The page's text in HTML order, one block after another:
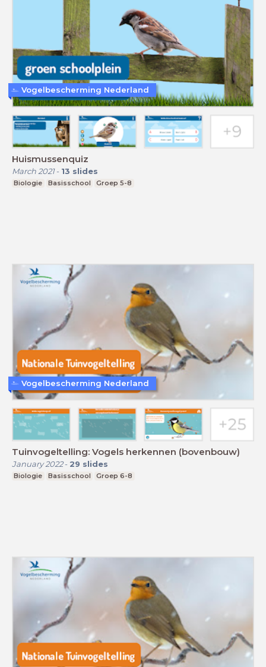
Huismussenquiz
March 2021- 13 slides
Biologie Basisschool Groep 5-8
Vogelbescherming Nederland
Tuinvogeltelling: Vogels herkennen (bovenbouw)
January 2022- 29 slides
Biologie Basisschool Groep 6-8
Vogelbescherming Nederland